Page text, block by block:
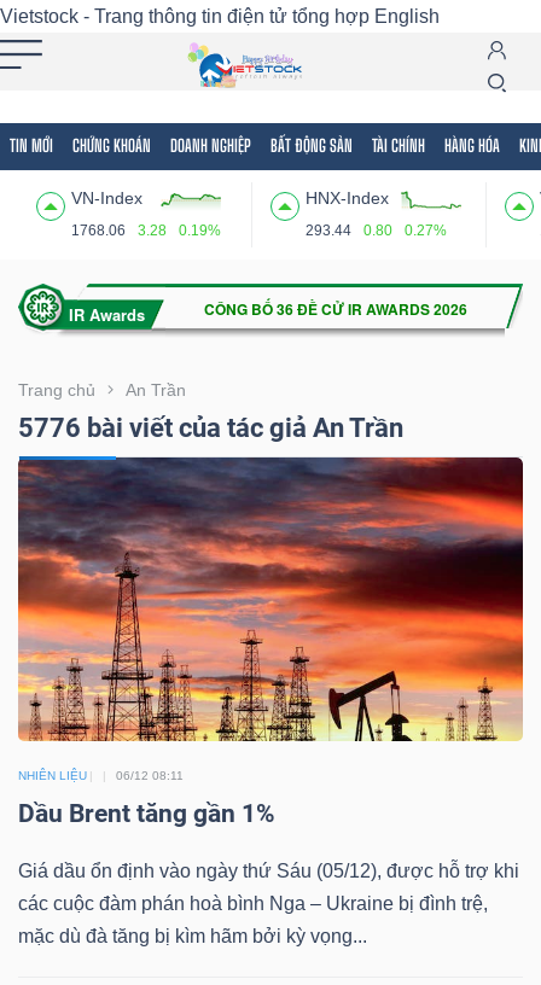
Vietstock - Trang thông tin điện tử tổng hợp English
TIN MỚI CHỨNG KHOÁN DOANH NGHIỆP BẤT ĐỘNG SẢN TÀI CHÍNH HÀNG HÓA
VN-Index
1768.06 3.28 0.19%
HNX-Index
293.44 0.80 0.27%
Trang chủ An Trần
5776 bài viết của tác giả An Trần
NHIÊN LIỆU 06/12 08:11
Dầu Brent tăng gần 1%
Giá dầu ổn định vào ngày thứ Sáu (05/12), được hỗ trợ khi
các cuộc đàm phán hoà bình Nga – Ukraine bị đình trệ,
mặc dù đà tăng bị kìm hãm bởi kỳ vọng...
Tất cả Tính năng Ngành Mã chứng khoán
Tính
(-)
VIETSTOCK
CHỨNG
KHOÁN
DOANH
NGHIỆP
BẤT
ĐỘNG
TÀI